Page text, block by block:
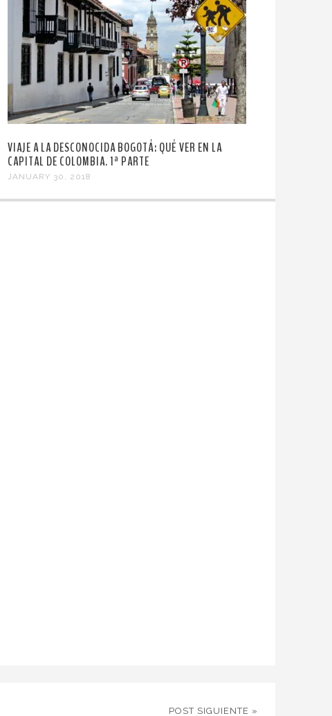
VIAJE A LA DESCONOCIDA BOGOTÁ: QUÉ VER EN LA
CAPITAL DE COLOMBIA. 1ª PARTE
JANUARY 30, 2018
POST SIGUIENTE »